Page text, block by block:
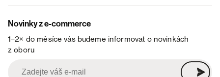
Novinky z e-commerce
1–2× do měsíce vás budeme informovat o novinkách
z oboru